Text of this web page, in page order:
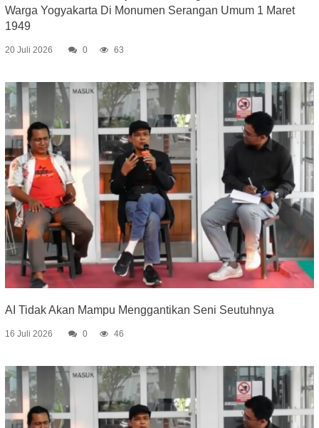
Warga Yogyakarta Di Monumen Serangan Umum 1 Maret
1949
20 Juli 2026 0 63
AI Tidak Akan Mampu Menggantikan Seni Seutuhnya
16 Juli 2026 0 46